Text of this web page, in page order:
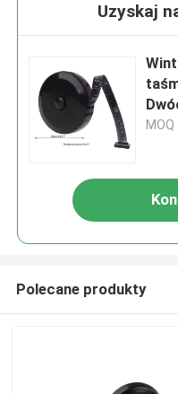
Uzyskaj
Polecane produkty